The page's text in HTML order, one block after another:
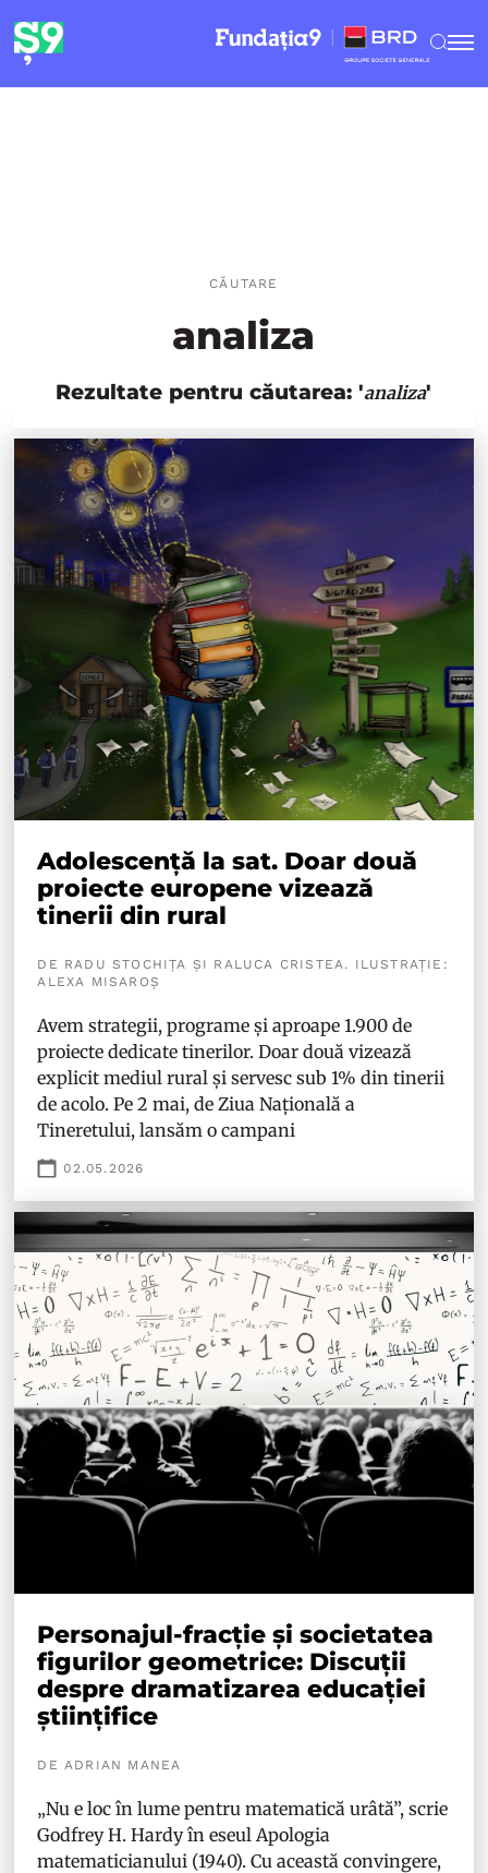
CĂUTARE
analiza
Rezultate pentru căutarea: 'analiza'
Adolescență la sat. Doar două
proiecte europene vizează
tinerii din rural
DE RADU STOCHIȚA ȘI RALUCA CRISTEA. ILUSTRAȚIE:
ALEXA MISAROȘ
Avem strategii, programe și aproape 1.900 de
proiecte dedicate tinerilor. Doar două vizează
explicit mediul rural și servesc sub 1% din tinerii
de acolo. Pe 2 mai, de Ziua Națională a
Tineretului, lansăm o campani
02.05.2026
Personajul-fracție și societatea
figurilor geometrice: Discuții
despre dramatizarea educației
științifice
DE ADRIAN MANEA
„Nu e loc în lume pentru matematică urâtă”, scrie
Godfrey H. Hardy în eseul Apologia
matematicianului (1940). Cu această convingere,